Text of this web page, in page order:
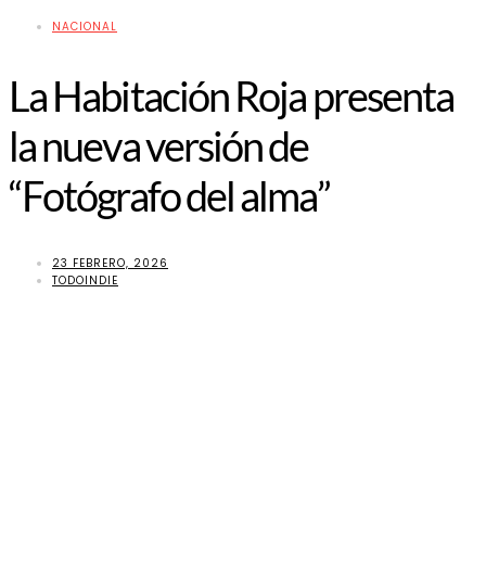
NACIONAL
La Habitación Roja presenta
la nueva versión de
“Fotógrafo del alma”
23 FEBRERO, 2026
TODOINDIE